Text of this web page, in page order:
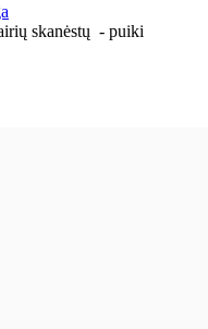
skanėstų - puiki